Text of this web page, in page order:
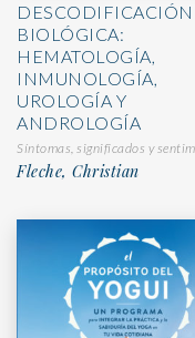
DESCODIFICACIÓN
BIOLÓGICA:
HEMATOLOGÍA,
INMUNOLOGÍA,
UROLOGÍA Y
ANDROLOGÍA
Síntomas, significados y
Fleche, Christian